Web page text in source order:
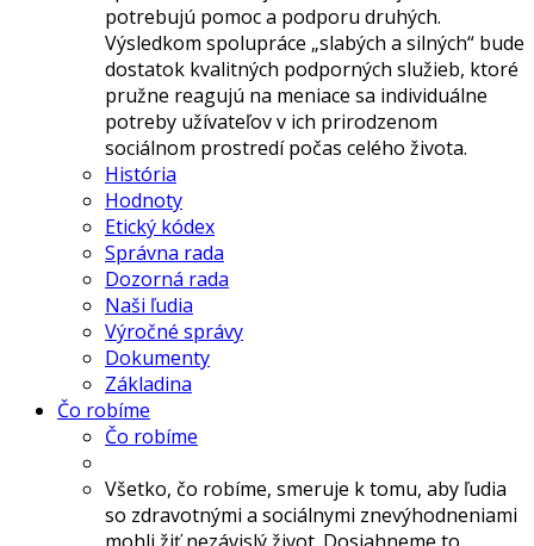
potrebujú pomoc a podporu druhých.
Výsledkom spolupráce „slabých a silných“ bude
dostatok kvalitných podporných služieb, ktoré
pružne reagujú na meniace sa individuálne
potreby užívateľov v ich prirodzenom
sociálnom prostredí počas celého života.
História
Hodnoty
Etický kódex
Správna rada
Dozorná rada
Naši ľudia
Výročné správy
Dokumenty
Základina
Čo robíme
Čo robíme
Všetko, čo robíme, smeruje k tomu, aby ľudia
so zdravotnými a sociálnymi znevýhodneniami